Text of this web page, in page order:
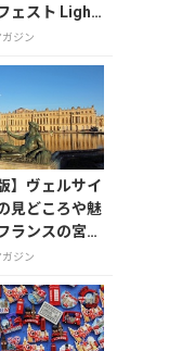
ェスト Light
8月7日から
ジン
】ヴェルサイ
見どころや魅
ランスの宮
せまる
ジン